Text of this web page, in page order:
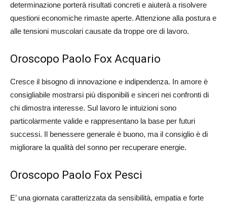
determinazione porterà risultati concreti e aiuterà a risolvere
questioni economiche rimaste aperte. Attenzione alla postura e
alle tensioni muscolari causate da troppe ore di lavoro.
Oroscopo Paolo Fox Acquario
Cresce il bisogno di innovazione e indipendenza. In amore è
consigliabile mostrarsi più disponibili e sinceri nei confronti di
chi dimostra interesse. Sul lavoro le intuizioni sono
particolarmente valide e rappresentano la base per futuri
successi. Il benessere generale è buono, ma il consiglio è di
migliorare la qualità del sonno per recuperare energie.
Oroscopo Paolo Fox Pesci
E’ una giornata caratterizzata da sensibilità, empatia e forte